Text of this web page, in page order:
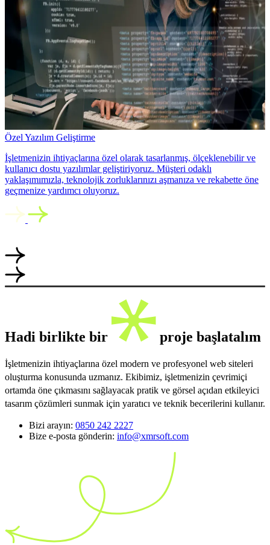
Özel Yazılım Geliştirme
İşletmenizin ihtiyaçlarına özel olarak tasarlanmış, ölçeklenebilir ve
kullanıcı dostu yazılımlar geliştiriyoruz. Müşteri odaklı
yaklaşımımızla, teknolojik zorluklarınızı aşmanıza ve rekabette öne
geçmenize yardımcı oluyoruz.
Hadi birlikte bir proje başlatalım
İşletmenizin ihtiyaçlarına özel modern ve profesyonel web siteleri
oluşturma konusunda uzmanız. Ekibimiz, işletmenizin çevrimiçi
ortamda öne çıkmasını sağlayacak pratik ve görsel açıdan etkileyici
tasarım çözümleri sunmak için yaratıcı ve teknik becerilerini kullanır.
Bizi arayın: 0850 242 2227
Bize e-posta gönderin: info@xmrsoft.com